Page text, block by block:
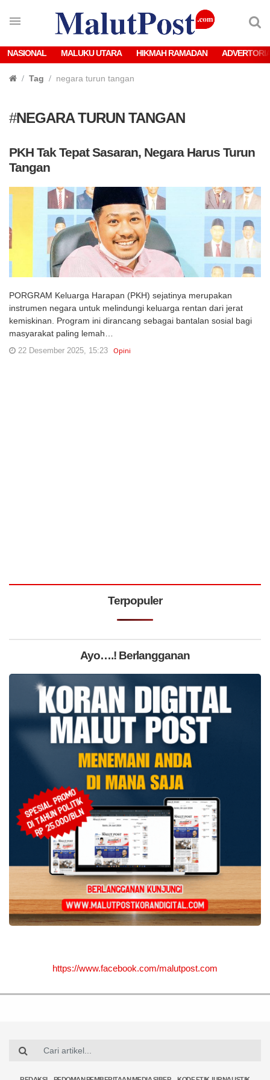
NASIONAL MALUKU UTARA HIKMAH RAMADAN
Tag negara turun tangan
#NEGARA TURUN TANGAN
PKH Tak Tepat Sasaran, Negara Harus Turun
Tangan
PORGRAM Keluarga Harapan (PKH) sejatinya merupakan
instrumen negara untuk melindungi keluarga rentan dari jerat
kemiskinan. Program ini dirancang sebagai bantalan sosial bagi
masyarakat paling lemah…
22 Desember 2025, 15:23 Opini
Terpopuler
Ayo….! Berlangganan
https://www.facebook.com/malutpost.com